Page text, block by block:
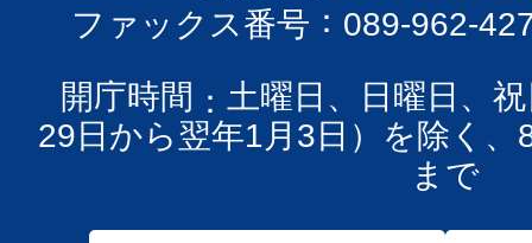
ファックス番号
089-962-
開庁時間
土曜日、日曜日、
29日から翌年1月3日）を除く、
まで